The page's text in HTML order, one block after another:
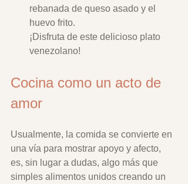
rebanada de queso asado y el
huevo frito.
¡Disfruta de este delicioso plato
venezolano!
Cocina como un acto de
amor
Usualmente, la comida se convierte en
una vía para mostrar apoyo y afecto,
es, sin lugar a dudas, algo más que
simples alimentos unidos creando un